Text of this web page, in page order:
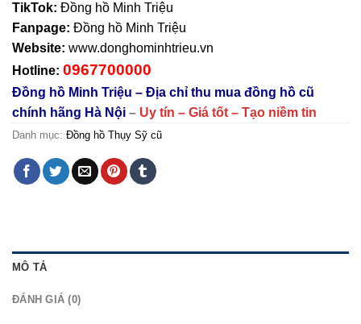
TikTok: Đồng hồ Minh Triệu
Fanpage: Đồng hồ Minh Triệu
Website: www.donghominhtrieu.vn
Hotline: 0967700000
Đồng hồ Minh Triệu – Địa chỉ thu mua đồng hồ cũ
chính hãng Hà Nội – Uy tín – Giá tốt – Tạo niềm tin
Danh mục: Đồng hồ Thụy Sỹ cũ
MÔ TẢ
ĐÁNH GIÁ (0)